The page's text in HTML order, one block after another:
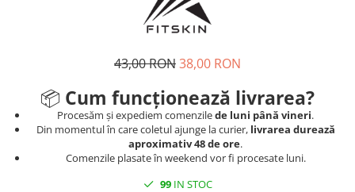
43,00 RON38,00 RON
📦 Cum funcționează livrarea?
Procesăm și expediem comenzilede luni până vineri.
Din momentul în care coletul ajunge la curier, livrarea durează
aproximativ 48 de ore.
Comenzile plasate în weekend vor fi procesate luni.
99IN STOC